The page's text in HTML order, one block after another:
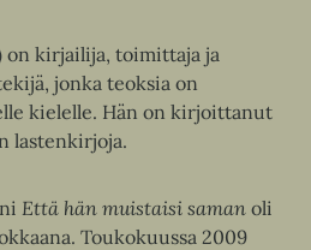
on kirjailija, toimittaja ja
jonka teoksia on
kielelle. Hän on kirjoittanut
lastenkirjoja.
Että hän muistaisi saman oli
Toukokuussa 2009